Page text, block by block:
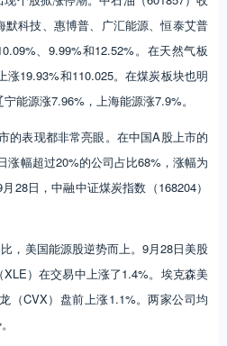
科技、惠博普、广汇能源、恒泰艾普
、9.99%和12.52%。在天然气板
涨19.93%和110.025。在煤炭板块也明
能源涨7.96%，上海能源涨7.9%。
的表现都非常亮眼。在中国A股上市的
涨幅超过20%的公司占比68%，涨幅为
28日，中融中证煤炭指数（168204）
，美国能源股逆势而上。9月28日美股
）在交易中上涨了1.4%。埃克森美
（CVX）盘前上涨1.1%。两家公司均